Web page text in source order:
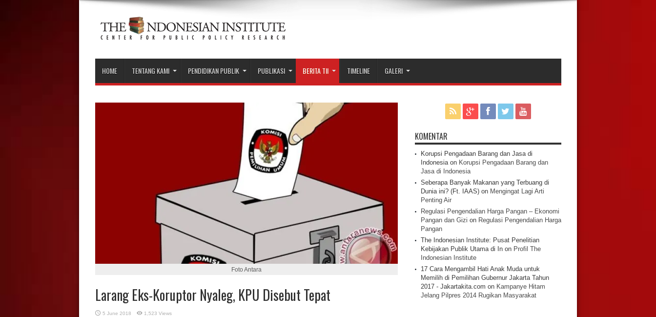
HOME TENTANG KAMI PENDIDIKAN PUBLIK PUBLIKASI BERITA TII TIMELINE GALERI
Foto Antara
Larang Eks-Koruptor Nyaleg, KPU Disebut Tepat
5 June 2018 1,523 Views
KOMENTAR
Korupsi Pengadaan Barang dan Jasa di
Indonesiaon Korupsi Pengadaan Barang dan
Jasa di Indonesia
Seberapa Banyak Makanan yang Terbuang di
Dunia ini? (Ft. IAAS)on Mengingat Lagi Arti
Penting Air
Regulasi Pengendalian Harga Pangan – Ekonomi
Pangan dan Gizi on Regulasi Pengendalian Harga
Pangan
The Indonesian Institute: Pusat Penelitian
Kebijakan Publik Utama di Inon Profil The
Indonesian Institute
17 Cara Mengambil Hati Anak Muda untuk
Memilih di Pemilihan Gubernur Jakarta Tahun
2017 - Jakartakita.com on Kampanye Hitam
Jelang Pilpres 2014 Rugikan Masyarakat